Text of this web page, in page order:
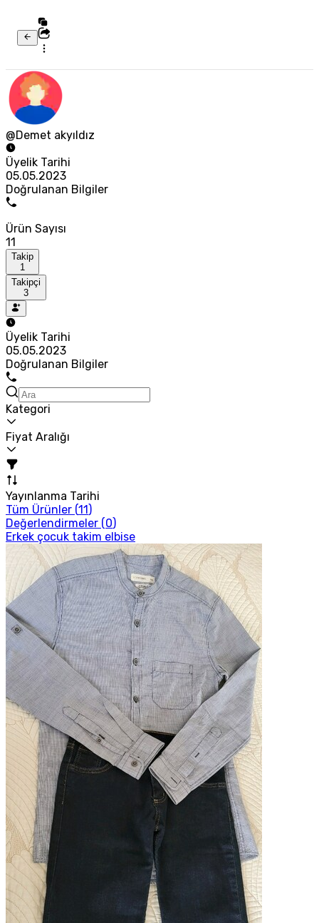
@Demet akyıldız
Üyelik Tarihi
05.05.2023
Doğrulanan Bilgiler
Ürün Sayısı
11
Takip
1
Takipçi
3
Üyelik Tarihi
05.05.2023
Doğrulanan Bilgiler
Kategori
Fiyat Aralığı
Yayınlanma Tarihi
Tüm Ürünler (11)
Değerlendirmeler (0)
Erkek çocuk takim elbise